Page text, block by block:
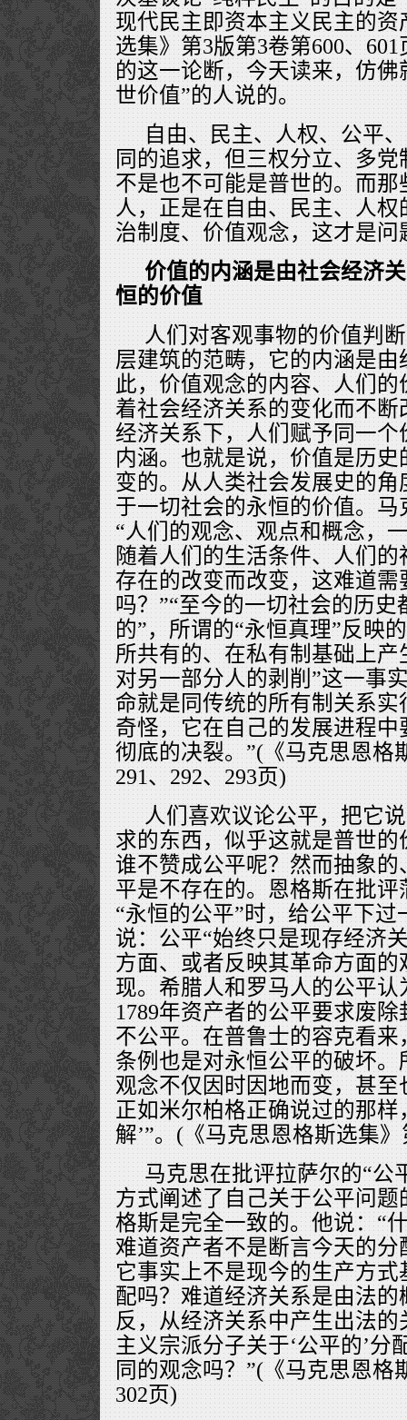
现代民主即资本主义民主的
选集》第3版第3卷第600、
的这一论断，今天读来，仿
世价值”的人说的。
自由、民主、人权、公平
同的追求，但三权分立、多
不是也不可能是普世的。而那
人，正是在自由、民主、人
治制度、价值观念，这才是
价值的内涵是由社会经济
恒的价值
人们对客观事物的价值判
层建筑的范畴，它的内涵是
此，价值观念的内容、人们
着社会经济关系的变化而不
经济关系下，人们赋予同一
内涵。也就是说，价值是历
变的。从人类社会发展史的
于一切社会的永恒的价值。
“人们的观念、观点和概念，
随着人们的生活条件、人们
存在的改变而改变，这难道
吗？”“至今的一切社会的历
的”，所谓的“永恒真理”反映
所共有的、在私有制基础上产
对另一部分人的剥削”这一事
命就是同传统的所有制关系
奇怪，它在自己的发展进程
彻底的决裂。”(《马克思恩格
291、292、293页)
人们喜欢议论公平，把它
求的东西，似乎这就是普世
谁不赞成公平呢？然而抽象
平是不存在的。恩格斯在批
“永恒的公平”时，给公平下
说：公平“始终只是现存经济
方面、或者反映其革命方面
现。希腊人和罗马人的公平
1789年资产者的公平要求废
不公平。在普鲁士的容克看
条例也是对永恒公平的破坏
观念不仅因时因地而变，甚
正如米尔柏格正确说过的那样
解’”。(《马克思恩格斯选集
马克思在批评拉萨尔的“公
方式阐述了自己关于公平问
格斯是完全一致的。他说：“
难道资产者不是断言今天的分
它事实上不是现今的生产方式
配吗？难道经济关系是由法
反，从经济关系中产生出法
主义宗派分子关于‘公平的’分
同的观念吗？”(《马克思恩格
302页)